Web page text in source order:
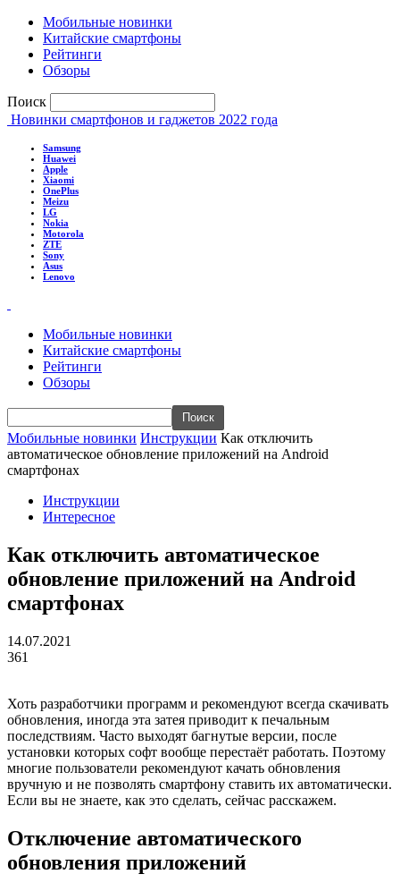
Мобильные новинки
Китайские смартфоны
Рейтинги
Обзоры
Поиск
Новинки смартфонов и гаджетов 2022 года
Samsung
Huawei
Apple
Xiaomi
OnePlus
Meizu
LG
Nokia
Motorola
ZTE
Sony
Asus
Lenovo
Мобильные новинки
Китайские смартфоны
Рейтинги
Обзоры
Мобильные новинки Инструкции Как отключить
автоматическое обновление приложений на Android
смартфонах
Инструкции
Интересное
Как отключить автоматическое
обновление приложений на Android
смартфонах
14.07.2021
361
Хоть разработчики программ и рекомендуют всегда скачивать
обновления, иногда эта затея приводит к печальным
последствиям. Часто выходят багнутые версии, после
установки которых софт вообще перестаёт работать. Поэтому
многие пользователи рекомендуют качать обновления
вручную и не позволять смартфону ставить их автоматически.
Если вы не знаете, как это сделать, сейчас расскажем.
Отключение автоматического
обновления приложений